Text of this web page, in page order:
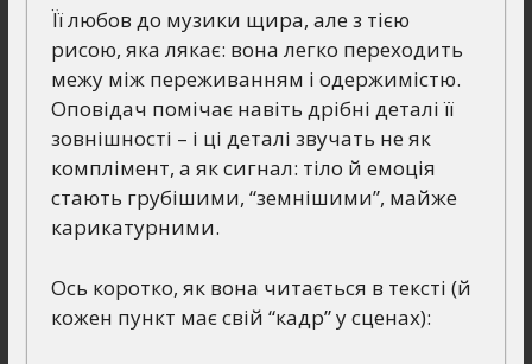
Її любов до музики щира, але з тією
рисою, яка лякає: вона легко переходить
межу між переживанням і одержимістю.
Оповідач помічає навіть дрібні деталі її
зовнішності – і ці деталі звучать не як
комплімент, а як сигнал: тіло й емоція
стають грубішими, “земнішими”, майже
карикатурними.
Ось коротко, як вона читається в тексті (й
кожен пункт має свій “кадр” у сценах):